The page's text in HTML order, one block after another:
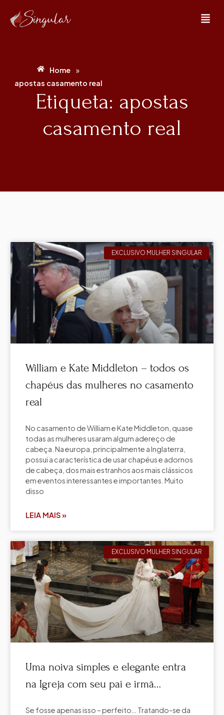
Home »
apostas casamento real
Etiqueta: apostas
casamento real
EXCLUSIVO MULHER SINGULAR
William e Kate Middleton – todos os
chapéus das mulheres no casamento
real
No casamento de William e Kate Middleton, quase
todas as mulheres usaram algum adereço de
cabeça. Na europa, principalmente a Inglaterra,
possui a característica de usar chapéus e adornos
de cabeça, dos mais estranhos aos mais clássicos
em eventos interessantes e importantes. Muito
disso
LEIA MAIS »
EXCLUSIVO MULHER SINGULAR
Uma noiva simples e elegante entra
na Igreja com seu pai e irmã…
Se fosse apenas isso – perfeito… Tratando-se da